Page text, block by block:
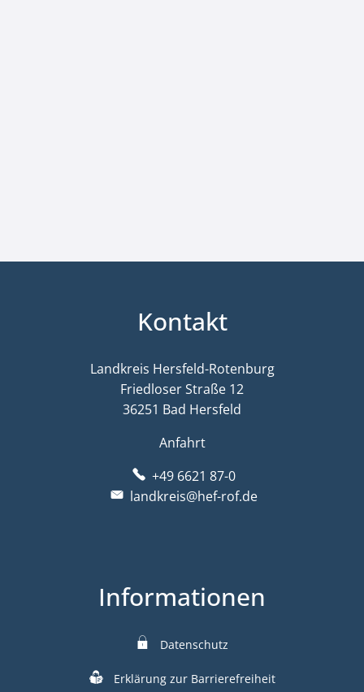
Kontakt
Landkreis Hersfeld-Rotenburg
Friedloser Straße 12
36251 Bad Hersfeld
Anfahrt
+49 6621 87-0
landkreis@hef-rof.de
Informationen
Datenschutz
Erklärung zur Barrierefreiheit